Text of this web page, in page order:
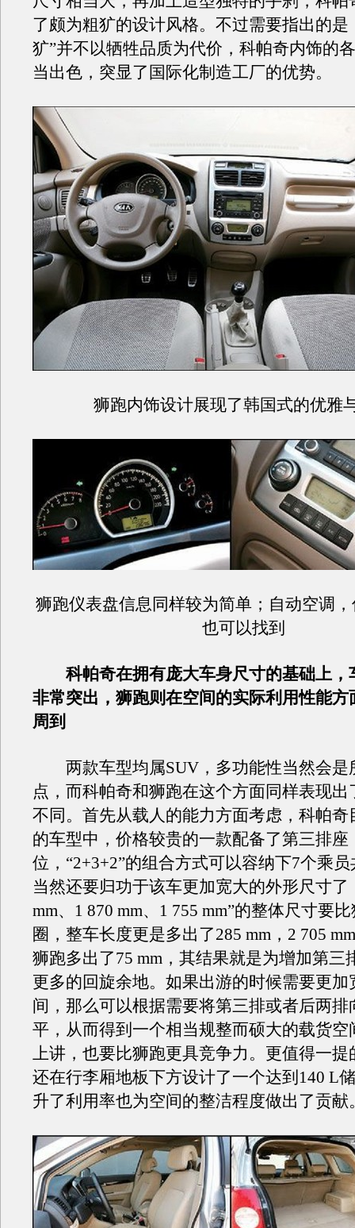
了颇为粗犷的设计风格。不过需要指出的是
犷”并不以牺牲品质为代价，科帕奇内饰的
当出色，突显了国际化制造工厂的优势。
狮跑内饰设计展现了韩国式的优雅
狮跑仪表盘信息同样较为简单；自动空调
也可以找到
科帕奇在拥有庞大车身尺寸的基础上，
非常突出，狮跑则在空间的实际利用性能方
周到
两款车型均属SUV，多功能性当然会是
点，而科帕奇和狮跑在这个方面同样表现出
不同。首先从载人的能力方面考虑，科帕奇
的车型中，价格较贵的一款配备了第三排座
位，“2+3+2”的组合方式可以容纳下7个乘
当然还要归功于该车更加宽大的外形尺寸了
mm、1 870 mm、1 755 mm”的整体尺寸要
圈，整车长度更是多出了285 mm，2 705
狮跑多出了75 mm，其结果就是为增加第三
更多的回旋余地。如果出游的时候需要更加
间，那么可以根据需要将第三排或者后两排
平，从而得到一个相当规整而硕大的载货空
上讲，也要比狮跑更具竞争力。更值得一提
还在行李厢地板下方设计了一个达到140 L
升了利用率也为空间的整洁程度做出了贡献